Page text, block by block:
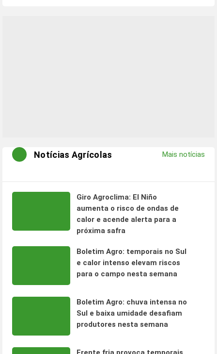
Notícias Agrícolas Mais notícias
Giro Agroclima: El Niño
aumenta o risco de ondas de
calor e acende alerta para a
próxima safra
Boletim Agro: temporais no Sul
e calor intenso elevam riscos
para o campo nesta semana
Boletim Agro: chuva intensa no
Sul e baixa umidade desafiam
produtores nesta semana